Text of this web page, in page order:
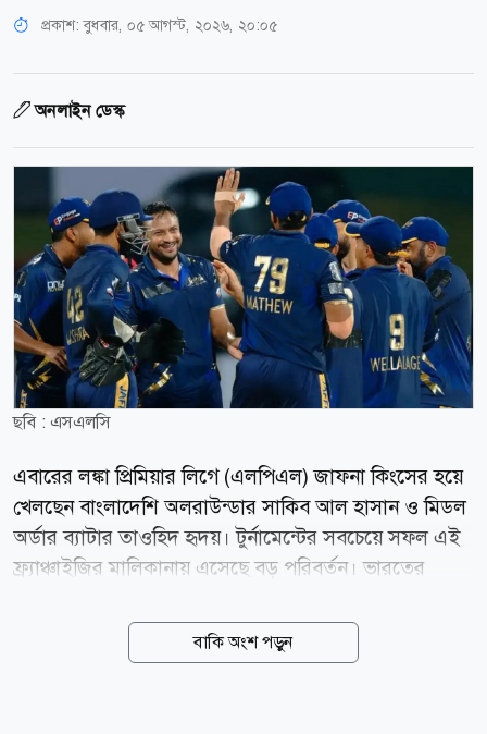
প্রকাশ:বুধবার, ০৫ আগস্ট, ২০২৬, ২০:০৫
অনলাইন ডেস্ক
ছবি : এসএলসি
এবারের লঙ্কা প্রিমিয়ার লিগে (এলপিএল) জাফনা কিংসের হয়ে
খেলছেন বাংলাদেশি অলরাউন্ডার সাকিব আল হাসান ও মিডল
অর্ডার ব্যাটার তাওহিদ হৃদয়। টুর্নামেন্টের সবচেয়ে সফল এই
ফ্র্যাঞ্চাইজির মালিকানায় এসেছে বড় পরিবর্তন। ভারতের
সুইডেনভিত্তিক ক্রীড়া বিনিয়োগ প্রতিষ্ঠান অ্যাঙ্কর স্পোর্টস
জাফনা কিংস কিনে নিয়েছে। নতুন মালিকানার পর
বাকি অংশ পড়ুন